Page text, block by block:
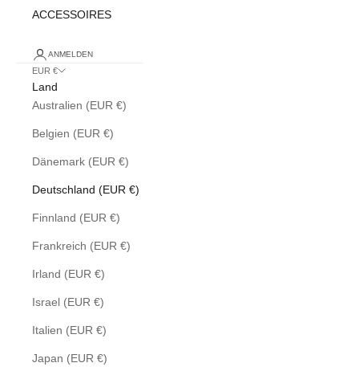
ACCESSOIRES
ANMELDEN
EUR €
Land
Australien (EUR €)
Belgien (EUR €)
Dänemark (EUR €)
Deutschland (EUR €)
Finnland (EUR €)
Frankreich (EUR €)
Irland (EUR €)
Israel (EUR €)
Italien (EUR €)
Japan (EUR €)